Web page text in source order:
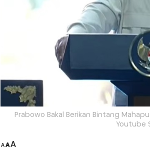
Prabowo Bakal Berikan Bintang
Youtube